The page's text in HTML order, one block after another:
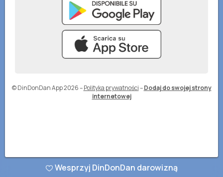
© DinDonDan App 2026– Polityka prywatności– Dodaj do swojej strony
internetowej
Wesprzyj DinDonDan darowizną